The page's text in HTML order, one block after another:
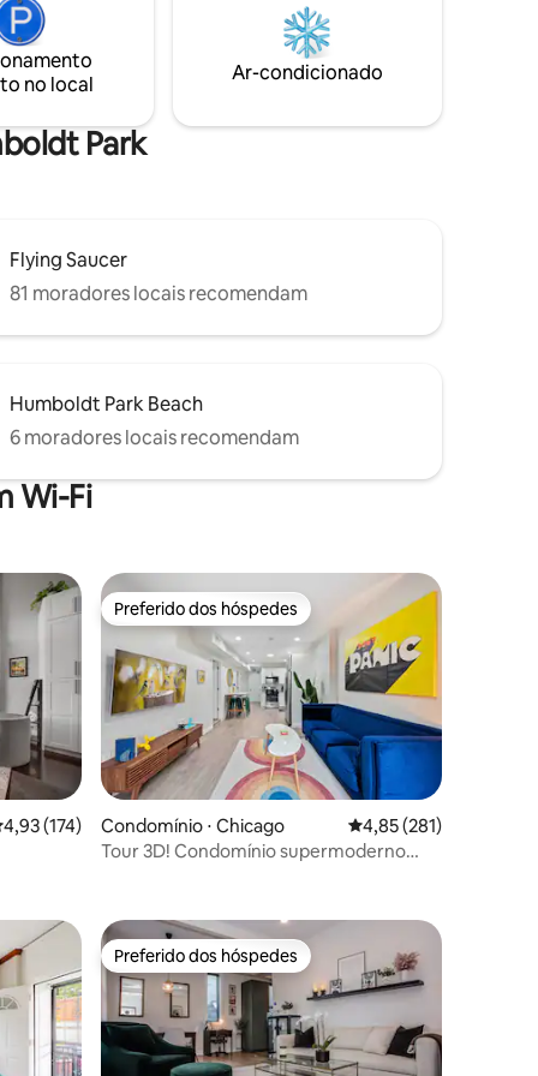
e
na rua diretamente em frente ao prédio,
não é necessária licença ou passe de
estacionamento.
no local
Ar-condicionado
Park
Flying Saucer
81 moradores locais recomendam
Humboldt Park Beach
6 moradores locais recomendam
Wi-Fi
de uma avaliação média de 5, 174 avaliações
4,93 (174)
Preferido dos hóspedes
Preferido dos hóspedes
Condomínio ⋅ Chicago 4,85 de uma avaliação
4,85 (281)
Tour 3D! Condomínio supermoderno
Preferido dos hóspedes
Preferido dos hóspedes